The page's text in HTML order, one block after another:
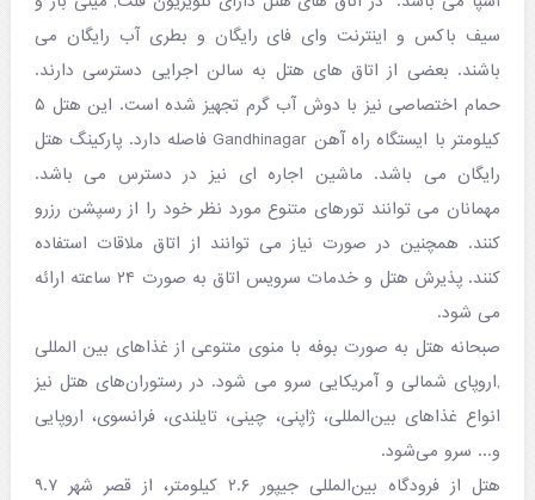
جاذبه‌های
گردشگری
سیف باکس و اینترنت وای فای رایگان و بطری آب رایگان می
باشند. بعضی از اتاق های هتل به سالن اجرایی دسترسی دارند.
حمام اختصاصی نیز با ‏دوش آب گرم تجهیز شده است.‏ این هتل ۵
کیلومتر با ایستگاه راه آهن ‏Gandhinagar‏ فاصله دارد. پارکینگ هتل
رایگان می باشد. ماشین اجاره ای نیز در ‏دسترس می باشد.‏
مهمانان می توانند تورهای متنوع مورد نظر خود را از رسپشن رزرو
کنند. همچنین در صورت نیاز می توانند از اتاق ملاقات ‏استفاده
کنند. پذیرش هتل و خدمات سرویس اتاق به صورت ۲۴ ساعته ارائه
می شود.
صبحانه ‏هتل به صورت بوفه با منوی متنوعی از غذاهای بین المللی
,اروپای شمالی و آمریکایی سرو می شود. در رستوران‌های هتل نیز
انواع غذاهای بین‌المللی، ژاپنی، چینی، تایلندی، فرانسوی، اروپایی
و... سرو می‌شود.
هتل از فرودگاه بین‌المللی جیپور ۲.۶ کیلومتر، از قصر شهر ۹.۷